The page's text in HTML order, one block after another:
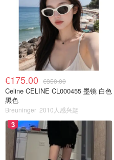
€175.00 €350.00
Celine CELINE CL000455 墨镜 白色
黑色
Breuninger 2010人感兴趣
3